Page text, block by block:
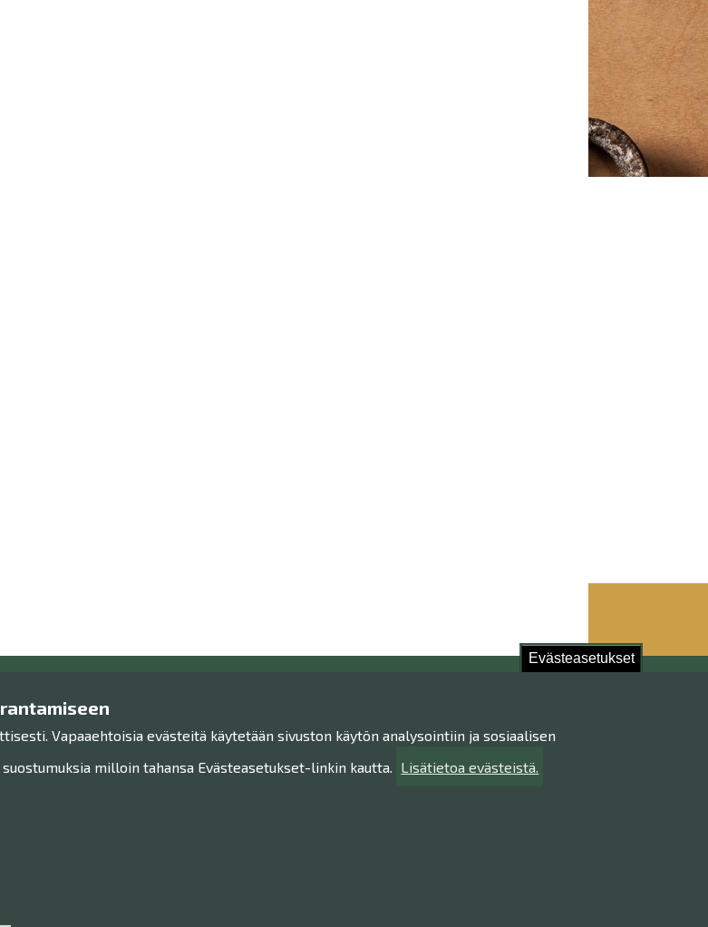
Evästeasetukset
Vapaaehtoisia evästeitä käytetään sivuston käytön analysointiin ja sosiaalisen
milloin tahansa Evästeasetukset-linkin kautta.
Lisätietoa evästeistä.
yhteyttä!
Henkilötietojen käsittely
Saavutettavuusseloste